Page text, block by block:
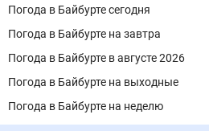
Погода в Байбурте сегодня
Погода в Байбурте на завтра
Погода в Байбурте в августе 2026
Погода в Байбурте на выходные
Погода в Байбурте на неделю